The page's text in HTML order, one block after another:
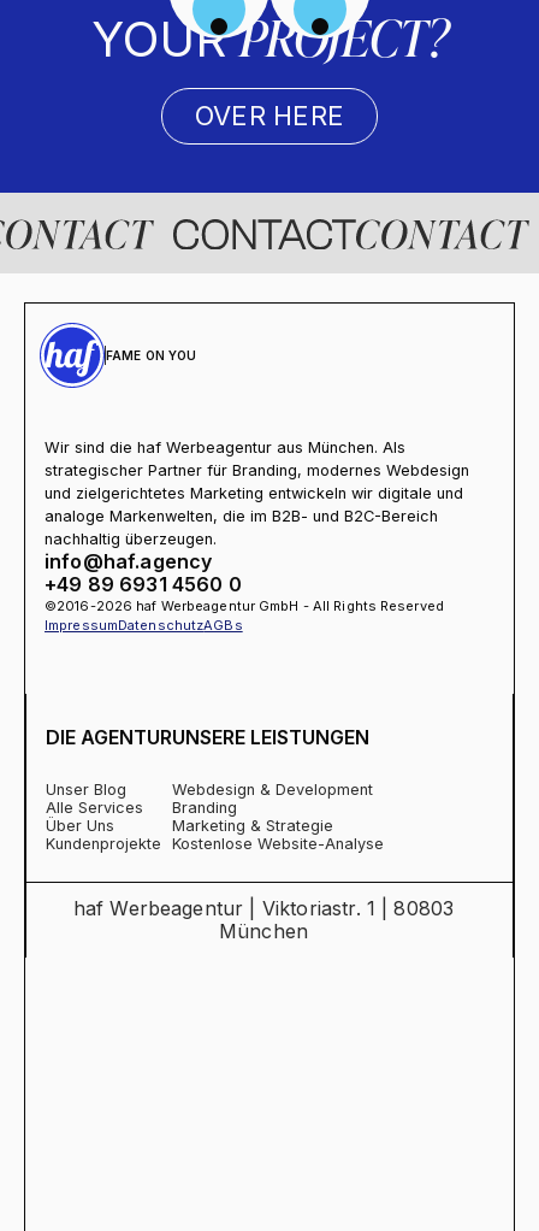
YOURPROJECT?
OVER HERE
FAME ON YOU
Wir sind die haf Werbeagentur aus München. Als
strategischer Partner für Branding, modernes Webdesign
und zielgerichtetes Marketing entwickeln wir digitale und
analoge Markenwelten, die im B2B- und B2C-Bereich
nachhaltig überzeugen.
info@haf.agency
+49 89 6931 4560 0
©2016-2026 haf Werbeagentur GmbH - All Rights Reserved
ImpressumDatenschutzAGBs
DIE AGENTUR
Unser Blog
Alle Services
Über Uns
Kundenprojekte
UNSERE LEISTUNGEN
Webdesign & Development
Branding
Marketing & Strategie
Kostenlose Website-Analyse
haf Werbeagentur | Viktoriastr. 1 | 80803
München